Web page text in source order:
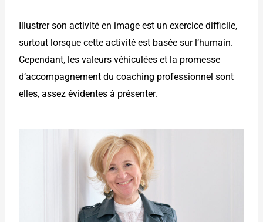
Illustrer son activité en image est un exercice difficile,
surtout lorsque cette activité est basée sur l’humain.
Cependant, les valeurs véhiculées et la promesse
d’accompagnement du coaching professionnel sont
elles, assez évidentes à présenter.